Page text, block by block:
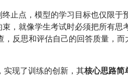
止点，模型的学习目标也仅限于
，就像学生考试时必须把所有思
反思和评估自己的回答质量，
，实现了训练的创新，其核心思路简